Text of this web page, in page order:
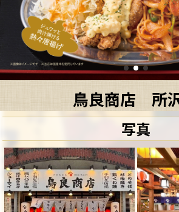
鳥良商店 所
写真